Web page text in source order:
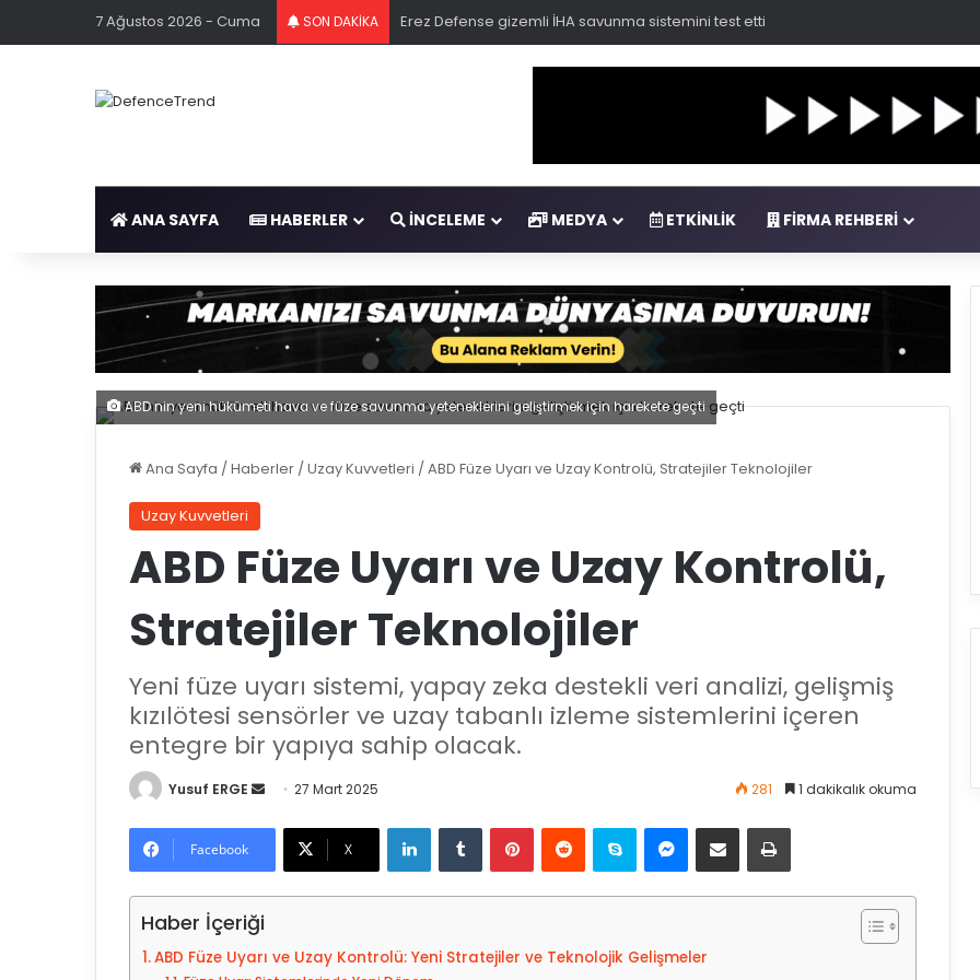
7 Ağustos 2026 - Cuma SON DAKİKA Erez Defense gizemli İHA savunma sistemini test etti
ANA SAYFA HABERLER İNCELEME MEDYA ETKINLIK FIRMA REHBERI
ABD nin yeni hükümeti hava ve füze savunma yeteneklerini geliştirmek için harekete geçti
Ana Sayfa / Haberler / Uzay Kuvvetleri / ABD Füze Uyarı ve Uzay Kontrolü, Stratejiler Teknolojiler
Uzay Kuvvetleri
ABD Füze Uyarı ve Uzay Kontrolü,
Stratejiler Teknolojiler
Yeni füze uyarı sistemi, yapay zeka destekli veri analizi, gelişmiş
kızılötesi sensörler ve uzay tabanlı izleme sistemlerini içeren
entegre bir yapıya sahip olacak.
Yusuf ERGE
e
-
27 Mart 2025 281 1 dakikalık okuma
Facebook X
LinkedIn Skype
Haber İçeriği
ABD Füze Uyarı ve Uzay Kontrolü: Yeni Stratejiler ve Teknolojik Gelişmeler